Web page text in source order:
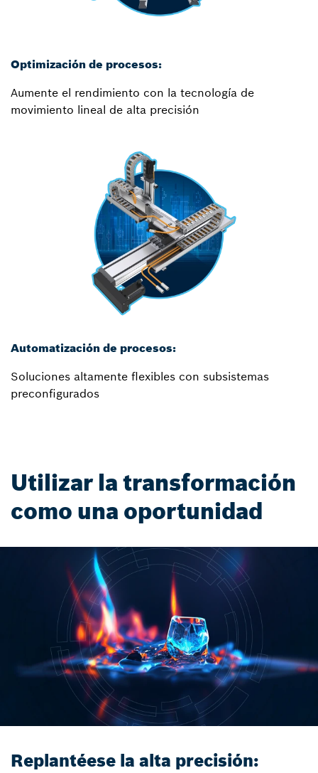
Optimización de procesos:
Aumente el rendimiento con la tecnología de
movimiento lineal de alta precisión
Automatización de procesos:
Soluciones altamente flexibles con subsistemas
preconfigurados
Utilizar la transformación
como una oportunidad
Replantéese la alta precisión: